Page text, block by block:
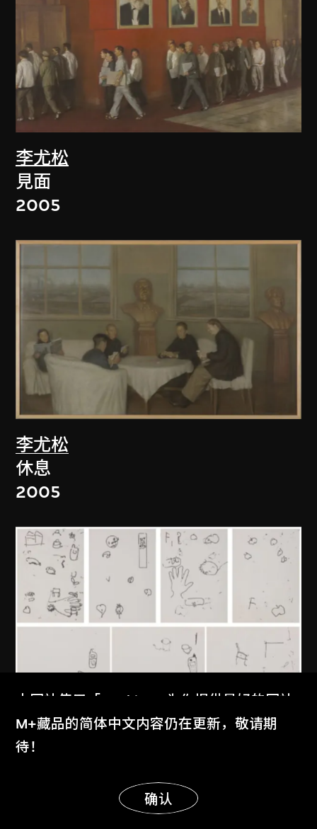
李尤松
見面
2005
李尤松
休息
2005
劉軍
盲人與圖畫- 原畫
本网站使用「Cookies」为你提供最好的网站
体验。
了解更多
明白
M+藏品的简体中文内容仍在更新，敬请期
待！
确认
显示更多